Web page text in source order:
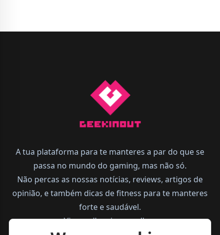
A tua plataforma para te manteres a par do que se
passa no mundo do gaming, mas não só.
Não percas as nossas notícias, reviews, artigos de
opinião, e também dicas de fitness para te manteres
forte e saudável.
Vive melhor, joga melhor.